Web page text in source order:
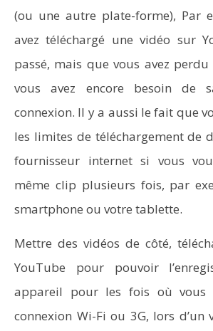
(ou une autre plate-forme), Par
avez téléchargé une vidéo sur
passé, mais que vous avez
vous avez encore besoin de
connexion. Il y a aussi le fait que
les limites de téléchargement de
fournisseur internet si vous
même clip plusieurs fois, par
smartphone ou votre tablette.
Mettre des vidéos de côté,
YouTube pour pouvoir
appareil pour les fois où vous
connexion Wi-Fi ou 3G, lors d’un